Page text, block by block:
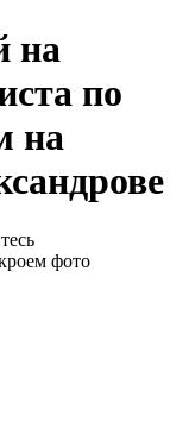
на
по
на
фото